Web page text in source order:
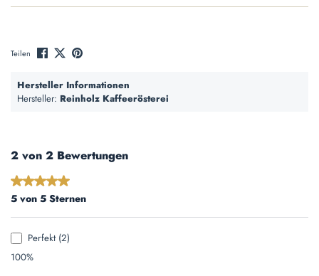
Teilen
Hersteller Informationen
Hersteller: Reinholz Kaffeerösterei
2 von 2 Bewertungen
Durchschnittliche Bewertung von 5 von 5 Sternen
5 von 5 Sternen
Perfekt (2)
100%